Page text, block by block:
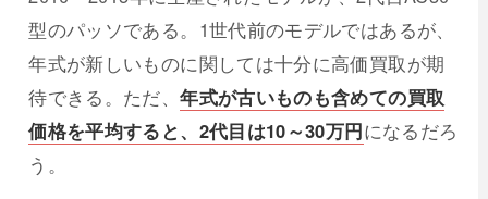
型のパッソである。1世代前のモデルではあるが、
年式が新しいものに関しては十分に高価買取が期
待できる。ただ、年式が古いものも含めての買取
価格を平均すると、2代目は10～30万円になるだろ
う。